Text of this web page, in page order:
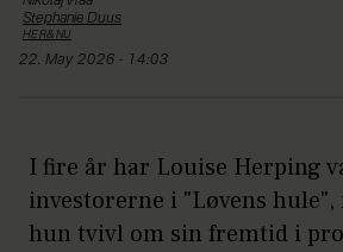
Stephanie Duus
HER&NU
22. May 2026 - 14:03
I fire år har Louise Herping
investorerne i "Løvens hule",
hun tvivl om sin fremtid i